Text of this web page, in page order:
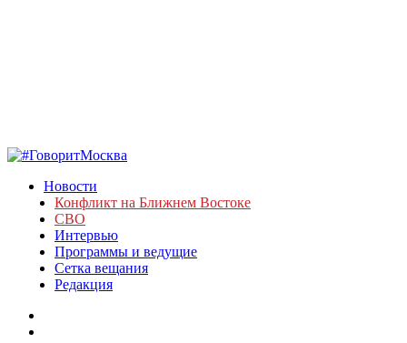
Новости
Конфликт на Ближнем Востоке
СВО
Интервью
Программы и ведущие
Сетка вещания
Редакция